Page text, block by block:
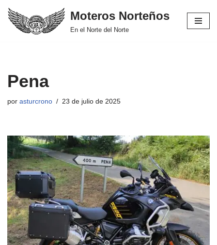
Saltar
Moteros Norteños
En el Norte del Norte
Pena
por asturcrono 23 de julio de 2025